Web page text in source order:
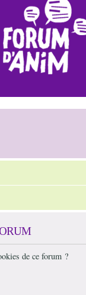
de ce forum ?